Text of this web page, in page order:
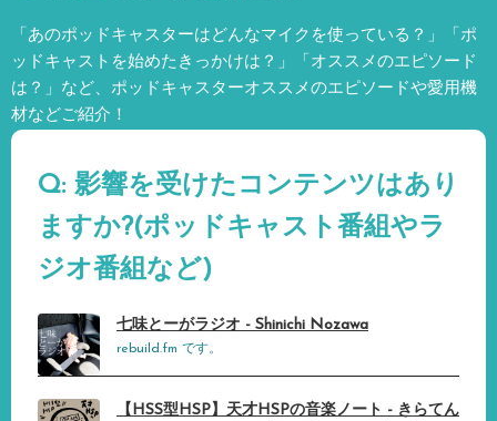
「あのポッドキャスターはどんなマイクを使っている？」「ポ
ッドキャストを始めたきっかけは？」「オススメのエピソード
は？」など、 ポッドキャスターオススメのエピソードや愛用機
材などご紹介！
Q: 影響を受けたコンテンツはあり
ますか?(ポッドキャスト番組やラ
ジオ番組など)
七味とーがラジオ - Shinichi Nozawa
rebuild.fm です。
【HSS型HSP】天才HSPの音楽ノート - きらてん